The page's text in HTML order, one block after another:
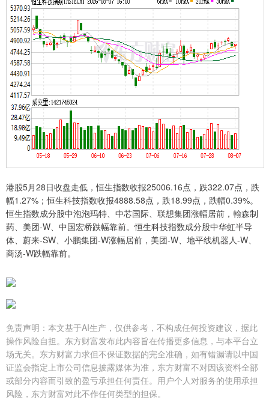
港股5月28日收盘走低，恒生指数收报25006.16点，跌322.07点，跌
幅1.27%；恒生科技指数收报4888.58点，跌18.99点，跌幅0.39%。
恒生指数成分股中泡泡玛特、中芯国际、联想集团涨幅居前，翰森制
药、美团-W、中国宏桥跌幅靠前。恒生科技指数成分股中华虹半导
体、蔚来-SW、小鹏集团-W涨幅居前，美团-W、地平线机器人-W、
商汤-W跌幅靠前。
免责声明：本文基于AI生产，仅供参考，不构成任何投资建议，据此
操作风险自担。东方财富发布此内容旨在传播更多信息，与本平台立
场无关。东方财富力求但不保证数据的完全准确，如有错漏请以中国
证监会指定上市公司信息披露媒体为准，东方财富不对因该资料全部
或部分内容而引致的盈亏承担任何责任。用户个人对服务的使用承担
风险，东方财富对此不作任何类型的担保。